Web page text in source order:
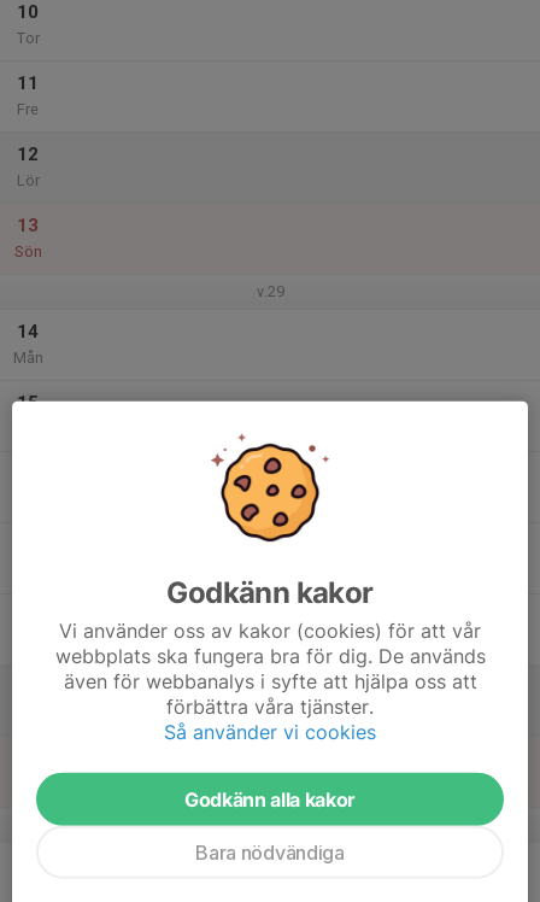
10
Tor
11
Fre
12
Lör
13
Sön
v.29
14
Mån
15
Sön
v.30
Godkänn kakor
Vi använder oss av kakor (cookies) för att vår
webbplats ska fungera bra för dig. De används
även för webbanalys i syfte att hjälpa oss att
förbättra våra tjänster.
Så använder vi cookies
Godkänn alla kakor
Bara nödvändiga